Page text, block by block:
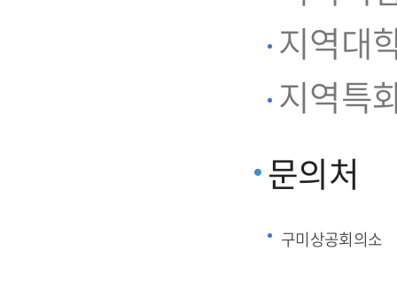
지역대
지역특
문의처
구미상공회의소